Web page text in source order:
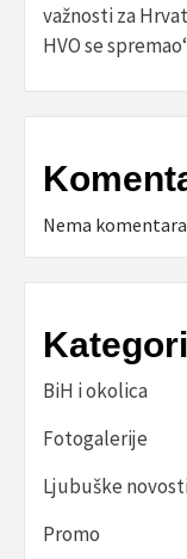
važnosti za
HVO se spremao‘
Nema
BiH i okolica
Fotogalerije
Ljubuške
Promo